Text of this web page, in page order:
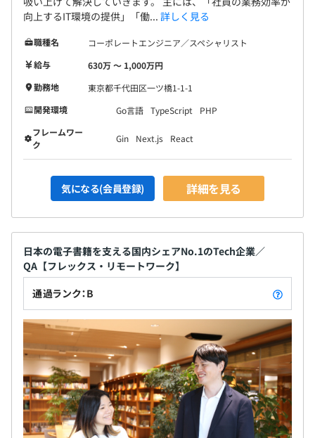
向上するIT環境の提供」「働... 詳しく見る
職種名
コーポレートエンジニア／スペシャリスト
給与
630万 〜 1,000万円
勤務地
東京都千代田区一ツ橋1-1-1
開発環境
Go言語 TypeScript
PHP
フレームワー
ク
Gin Next.js React
気になる(会員登録) 詳細を見る
日本の電子書籍を支える国内シェアNo.1のTech企業／
QA【フレックス・リモートワーク】
通過ランク：B